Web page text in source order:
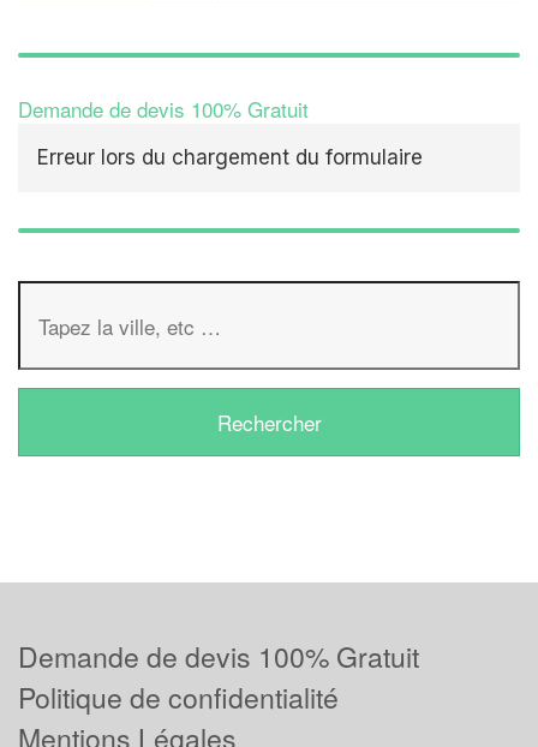
Demande de devis 100% Gratuit
Erreur lors du chargement du formulaire
Demande de devis 100% Gratuit
Politique de confidentialité
Mentions Légales